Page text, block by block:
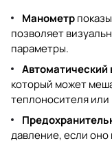
Манометр
позволяет
параметры.
Автоматический
который может
теплоносителя или
давление, если